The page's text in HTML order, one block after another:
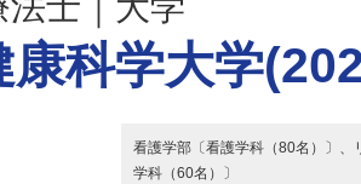
康科学大学
看護学部〔看護学科（80名）〕
学科（60名）〕